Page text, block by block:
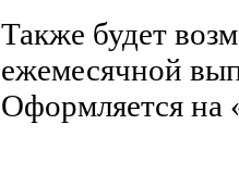
Также будет
ежемесячной
Оформляется на